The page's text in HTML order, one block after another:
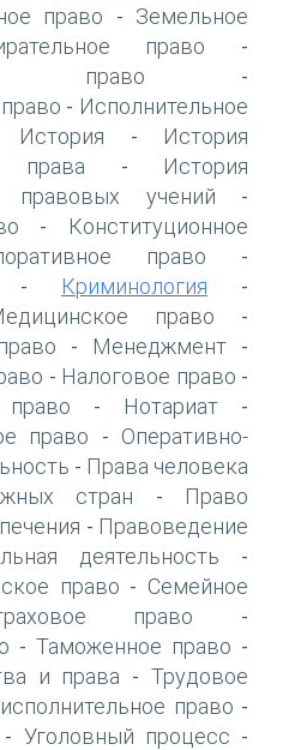
право - Земельное
право -
право -
- Исполнительное
История -
История
права -
История
правовых учений -
-
Конституционное
право -
Криминология -
право -
- Менеджмент -
- Налоговое право -
- Нотариат -
право - Оперативно-
- Права человека
стран -
Право
- Правоведение
деятельность -
право - Семейное
право -
- Таможенное право -
и права -Трудовое
право -
- Уголовный процесс -